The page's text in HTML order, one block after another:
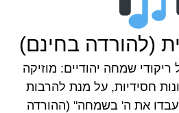
(להורדה בחינם)
שמחה יהודיים: מוזיקה
חסידיות, על מנת להרבות
את ה' בשמחה" (ההורדה